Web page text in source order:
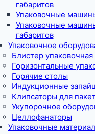
габаритов
Упаковочные
Упаковочные
габаритов
Упаковочное
Блистер
Горизонтальные
Горячие столы
Индукционные
Клипсаторы для
Укупорочное
Целлофанаторы
Упаковочные